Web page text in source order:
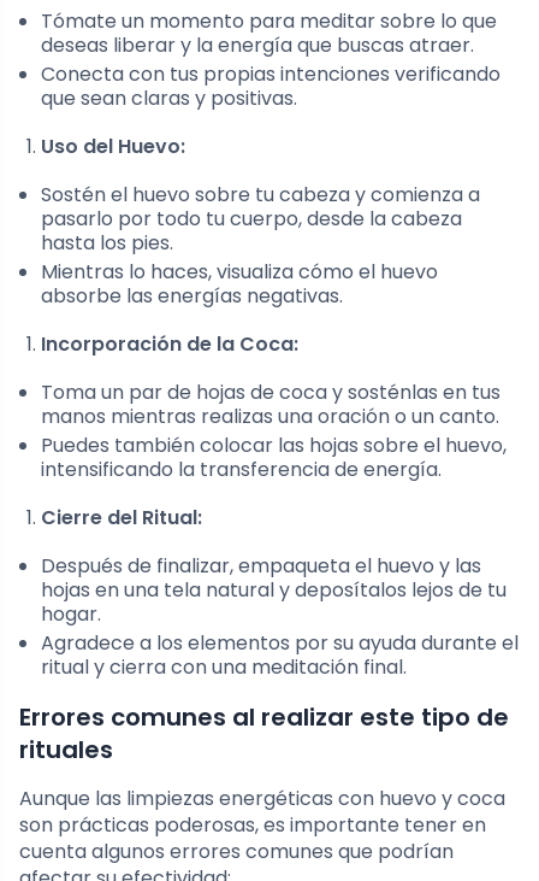
Tómate un momento para meditar sobre lo que
deseas liberar y la energía que buscas atraer.
Conecta con tus propias intenciones verificando
que sean claras y positivas.
Uso del Huevo:
Sostén el huevo sobre tu cabeza y comienza a
pasarlo por todo tu cuerpo, desde la cabeza
hasta los pies.
Mientras lo haces, visualiza cómo el huevo
absorbe las energías negativas.
Incorporación de la Coca:
Toma un par de hojas de coca y sosténlas en tus
manos mientras realizas una oración o un canto.
Puedes también colocar las hojas sobre el huevo,
intensificando la transferencia de energía.
Cierre del Ritual:
Después de finalizar, empaqueta el huevo y las
hojas en una tela natural y deposítalos lejos de tu
hogar.
Agradece a los elementos por su ayuda durante el
ritual y cierra con una meditación final.
Errores comunes al realizar este tipo de
rituales
Aunque las limpiezas energéticas con huevo y coca
son prácticas poderosas, es importante tener en
cuenta algunos errores comunes que podrían